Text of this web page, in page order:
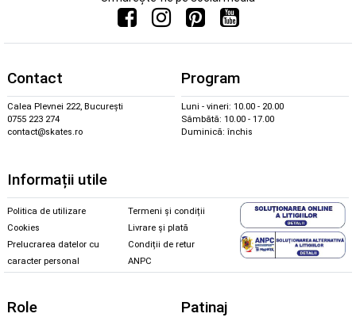
Contact
Calea Plevnei 222, București
0755 223 274
contact@skates.ro
Program
Luni - vineri: 10.00 - 20.00
Sâmbătă: 10.00 - 17.00
Duminică: închis
Informații utile
Politica de utilizare
Cookies
Prelucrarea datelor cu
caracter personal
Termeni și condiții
Livrare și plată
Condiții de retur
ANPC
Role Patinaj